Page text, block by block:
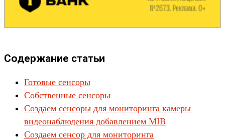
Содержание статьи
Готовые сенсоры
Собственные сенсоры
Создаем сенсоры для мониторинга камеры
видеонаблюдения добавлением MIB
Создаем сенсор для мониторинга